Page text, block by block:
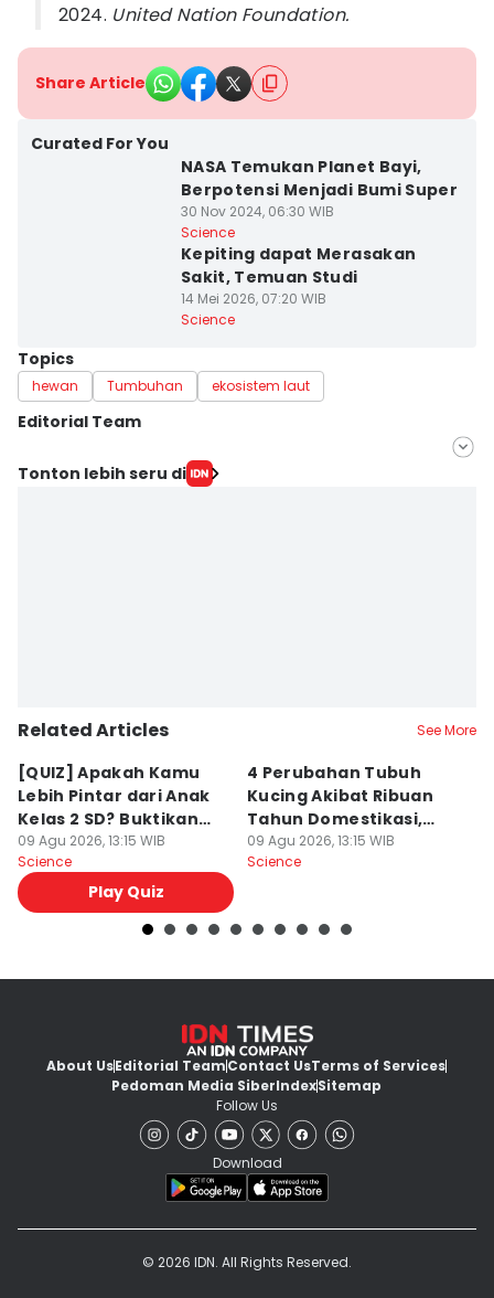
2024. United Nation Foundation.
Share Article
Curated For You
NASA Temukan Planet Bayi,
Berpotensi Menjadi Bumi Super
30 Nov 2024, 06:30 WIB
Science
Kepiting dapat Merasakan
Sakit, Temuan Studi
14 Mei 2026, 07:20 WIB
Science
Topics
hewan Tumbuhan ekosistem laut
Editorial Team
Editor
Tonton lebih seru di
Related Articles See More
[QUIZ] Apakah Kamu
Lebih Pintar dari Anak
Kelas 2 SD? Buktikan
Lewat Kuis Ini
09 Agu 2026, 13:15 WIB
Science
Play Quiz
4 Perubahan Tubuh
Kucing Akibat Ribuan
Tahun Domestikasi,
Unik!
09 Agu 2026, 13:15 WIB
Science
About UsEditorial TeamContact UsTerms of Services
Pedoman Media SiberIndexSitemap
Follow Us
Download
© 2026 IDN. All Rights Reserved.